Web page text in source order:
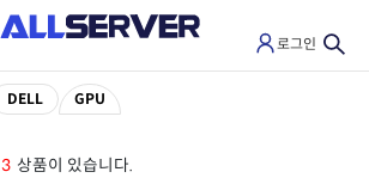
로그인
DELL GPU
3 상품이 있습니다.